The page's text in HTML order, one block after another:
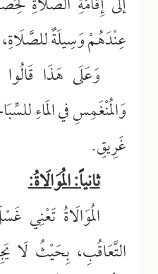
عِنْدَهُمْ وَسِيلَةٌ
وَعَلَى هَذَا
وَالمُنْغَمِسِ في المَاءِ
غَرِيقٍ.
ثانياً: المُوَالَاةُ:
المُوَالَاةُ تَعْنِي
التَّعَاقُبِ، بِحَيْثُ لَا